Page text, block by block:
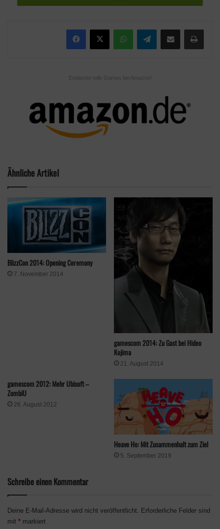
– realitischer, klüger
– Off-the-Ball-Controll
– Mitspieler Kontrolle über beide Analogsticks
– Trainings-Challanges: z. B. Freistöße usw. für Achivements
– „Mypes“ -> PES Verlinkung mit dem Facebooksystem zur
besseren Veranschaulichung von Statistiken und Erfolgen
– Off- sowie Onlinespiel möglich
Schlagwörter Event gamescom gamescom 2011
Telegram
Entdecke tolle Games bei Amazon!
Ähnliche Artikel
BlizzCon 2014: Opening Ceremony
7. November 2014
gamescom 2014: Zu Gast bei Hideo
Kojima
21. August 2014
gamescom 2012: Mehr Ubisoft –
ZombiU
26. August 2012
Heave Ho: Mit Zusammenhalt zum Ziel
5. September 2019
Schreibe einen Kommentar
Deine E-Mail-Adresse wird nicht veröffentlicht. Erforderliche Felder sind
mit * markiert